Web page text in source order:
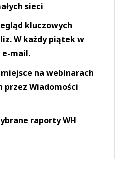
sieci
kluczowych
W każdy piątek w
mail.
na webinarach
przez Wiadomości
raporty WH